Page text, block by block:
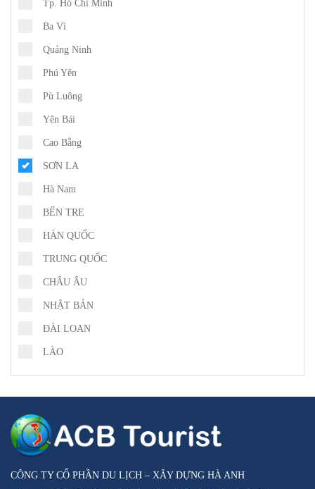
Tp. Hồ Chí Minh
Ba Vì
Quảng Ninh
Phú Yên
Pù Luông
Yên Bái
Cao Bằng
SƠN LA
Hà Nam
BẾN TRE
HÀN QUỐC
TRUNG QUỐC
CHÂU ÂU
NHẬT BẢN
ĐÀI LOAN
LÀO
CÔNG TY CỔ PHẦN DU LỊCH – XÂY DỰNG HÀ ANH